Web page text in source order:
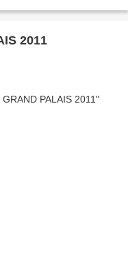
2011